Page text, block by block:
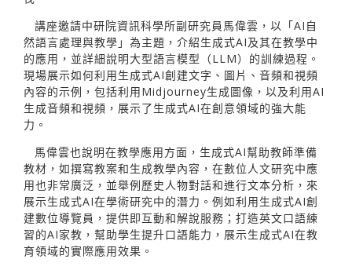
講座邀請中研院資訊科學所副研究員馬偉雲，以「AI自
然語言處理與教學」為主題，介紹生成式AI及其在教學中
的應用，並詳細說明大型語言模型（LLM）的訓練過程。
現場展示如何利用生成式AI創建文字、圖片、音頻和視頻
內容的示例，包括利用Midjourney生成圖像，以及利用AI
生成音頻和視頻，展示了生成式AI在創意領域的強大能
力。
馬偉雲也說明在教學應用方面，生成式AI幫助教師準備
教材，如撰寫教案和生成教學內容，在數位人文研究中應
用也非常廣泛，並舉例歷史人物對話和進行文本分析，來
展示生成式AI在學術研究中的潛力。例如利用生成式AI創
建數位導覽員，提供即互動和解說服務；打造英文口語練
習的AI家教，幫助學生提升口語能力，展示生成式AI在教
育領域的實際應用效果。